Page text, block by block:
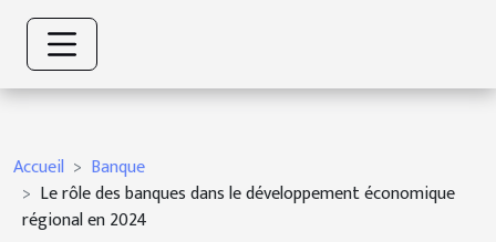
Accueil
Banque
Le rôle des banques dans le développement économique
régional en 2024